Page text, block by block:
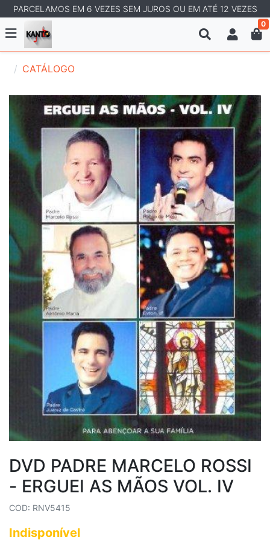
PARCELAMOS EM 6 VEZES SEM JUROS OU EM ATÉ 12 VEZES
0
CATÁLOGO
DVD PADRE MARCELO ROSSI
- ERGUEI AS MÃOS VOL. IV
COD: RNV5415
Indisponível